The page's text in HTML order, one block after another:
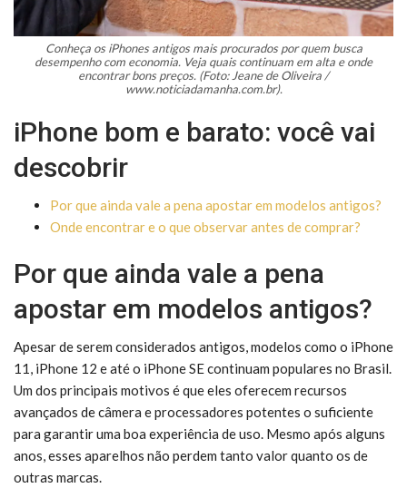
Conheça os iPhones antigos mais procurados por quem busca
desempenho com economia. Veja quais continuam em alta e onde
encontrar bons preços. (Foto: Jeane de Oliveira /
www.noticiadamanha.com.br).
iPhone bom e barato: você vai
descobrir
Por que ainda vale a pena apostar em modelos antigos?
Onde encontrar e o que observar antes de comprar?
Por que ainda vale a pena
apostar em modelos antigos?
Apesar de serem considerados antigos, modelos como o iPhone
11, iPhone 12 e até o iPhone SE continuam populares no Brasil.
Um dos principais motivos é que eles oferecem recursos
avançados de câmera e processadores potentes o suficiente
para garantir uma boa experiência de uso. Mesmo após alguns
anos, esses aparelhos não perdem tanto valor quanto os de
outras marcas.